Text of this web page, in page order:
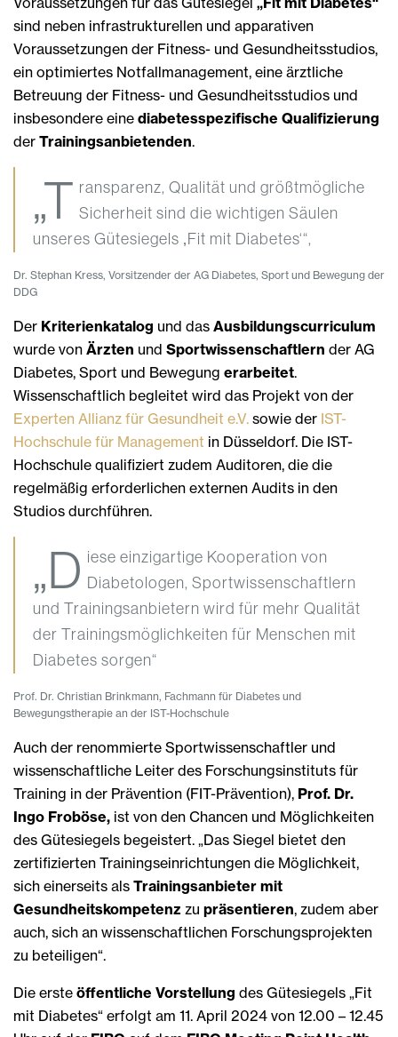
sind neben infrastrukturellen und apparativen
Voraussetzungen der Fitness- und Gesundheitsstudios,
ein optimiertes Notfallmanagement, eine ärztliche
Betreuung der Fitness- und Gesundheitsstudios und
insbesondere eine diabetesspezifische Qualifizierung
der Trainingsanbietenden.
„T ransparenz, Qualität und größtmögliche
Sicherheit sind die wichtigen Säulen
unseres Gütesiegels ‚Fit mit Diabetes‘“,
Dr. Stephan Kress, Vorsitzender der AG Diabetes, Sport und Bewegung der
DDG
Der Kriterienkatalog und das Ausbildungscurriculum
wurde von Ärzten und Sportwissenschaftlern der AG
Diabetes, Sport und Bewegung erarbeitet.
Wissenschaftlich begleitet wird das Projekt von der
Experten Allianz für Gesundheit e.V. sowie der IST-
Hochschule für Management in Düsseldorf. Die IST-
Hochschule qualifiziert zudem Auditoren, die die
regelmäßig erforderlichen externen Audits in den
Studios durchführen.
„D iese einzigartige Kooperation von
Diabetologen, Sportwissenschaftlern
und Trainingsanbietern wird für mehr Qualität
der Trainingsmöglichkeiten für Menschen mit
Diabetes sorgen“
Prof. Dr. Christian Brinkmann, Fachmann für Diabetes und
Bewegungstherapie an der IST-Hochschule
Auch der renommierte Sportwissenschaftler und
wissenschaftliche Leiter des Forschungsinstituts für
Training in der Prävention (FIT-Prävention), Prof. Dr.
Ingo Froböse, ist von den Chancen und Möglichkeiten
des Gütesiegels begeistert. „Das Siegel bietet den
zertifizierten Trainingseinrichtungen die Möglichkeit,
sich einerseits als Trainingsanbieter mit
Gesundheitskompetenz zu präsentieren, zudem aber
auch, sich an wissenschaftlichen Forschungsprojekten
zu beteiligen“.
Die erste öffentliche Vorstellung des Gütesiegels „Fit
mit Diabetes“ erfolgt am 11. April 2024 von 12.00 – 12.45